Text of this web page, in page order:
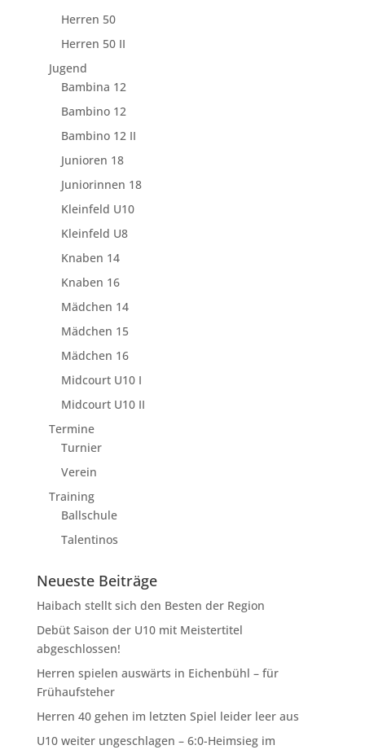
Herren 50
Herren 50 II
Jugend
Bambina 12
Bambino 12
Bambino 12 II
Junioren 18
Juniorinnen 18
Kleinfeld U10
Kleinfeld U8
Knaben 14
Knaben 16
Mädchen 14
Mädchen 15
Mädchen 16
Midcourt U10 I
Midcourt U10 II
Termine
Turnier
Verein
Training
Ballschule
Talentinos
Neueste Beiträge
Haibach stellt sich den Besten der Region
Debüt Saison der U10 mit Meistertitel
abgeschlossen!
Herren spielen auswärts in Eichenbühl – für
Frühaufsteher
Herren 40 gehen im letzten Spiel leider leer aus
U10 weiter ungeschlagen – 6:0-Heimsieg im